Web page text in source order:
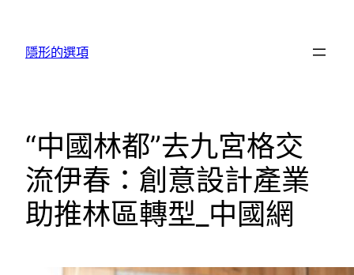
隱形的選項
“中國林都”去九宮格交
流伊春：創意設計產業
助推林區轉型_中國網